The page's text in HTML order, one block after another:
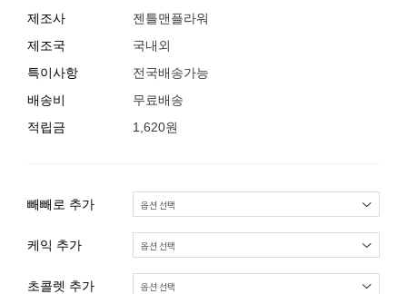
제조사
젠틀맨플라워
제조국
국내외
특이사항
전국배송가능
배송비
무료배송
적립금
1,620원
빼빼로 추가
케익 추가
초콜렛 추가